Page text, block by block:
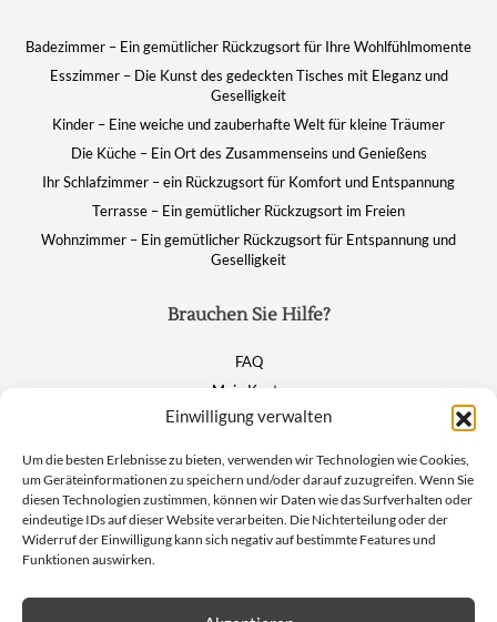
Einwilligung verwalten
Um die besten Erlebnisse zu bieten, verwenden wir Technologien wie Cookies,
um Geräteinformationen zu speichern und/oder darauf zuzugreifen. Wenn Sie
diesen Technologien zustimmen, können wir Daten wie das Surfverhalten oder
eindeutige IDs auf dieser Website verarbeiten. Die Nichterteilung oder der
Widerruf der Einwilligung kann sich negativ auf bestimmte Features und
Funktionen auswirken.
Brauchen Sie Hilfe?
FAQ
Mein Konto
Warenkorb
Suivez nous
Badezimmer – Ein gemütlicher Rückzugsort für Ihre Wohlfühlmomente
Esszimmer – Die Kunst des gedeckten Tisches mit Eleganz und
Geselligkeit
Kinder – Eine weiche und zauberhafte Welt für kleine Träumer
Die Küche – Ein Ort des Zusammenseins und Genießens
Ihr Schlafzimmer – ein Rückzugsort für Komfort und Entspannung
Terrasse – Ein gemütlicher Rückzugsort im Freien
Wohnzimmer – Ein gemütlicher Rückzugsort für Entspannung und
Geselligkeit